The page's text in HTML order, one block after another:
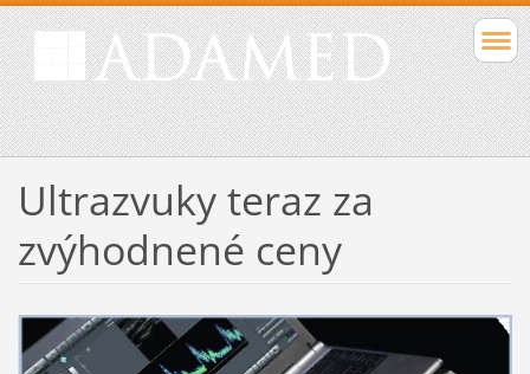
Ultrazvuky teraz za
zvýhodnené ceny